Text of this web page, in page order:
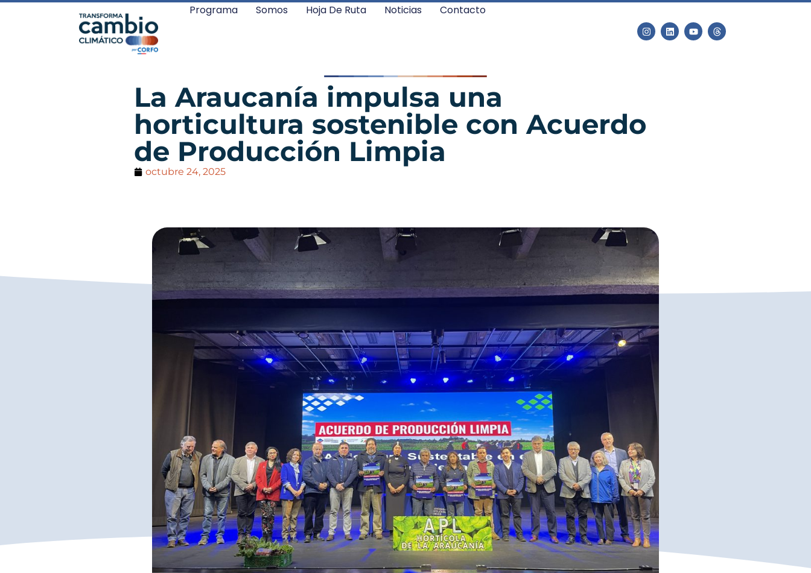
Programa Somos Hoja De Ruta Noticias Contacto
La Araucanía impulsa una
horticultura sostenible con Acuerdo
de Producción Limpia
octubre 24, 2025